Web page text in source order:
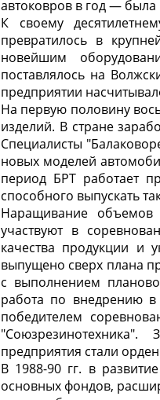
автоковров в год — была
К своему
превратилось в
новейшим
поставлялось на
предприятии
На первую половину
изделий. В стране
Специалисты
новых моделей
период БРТ работает
способного выпускать
Наращивание объемов
участвуют в
качества продукции и
выпущено сверх плана
с выполнением
работа по внедрению в
победителем
предприятия стали
В 1988-90 гг. в
основных фондов,